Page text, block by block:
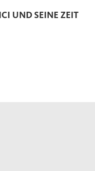
UND SEINE ZEIT